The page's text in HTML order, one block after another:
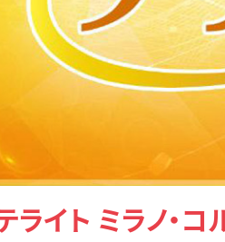
ライト ミラノ・